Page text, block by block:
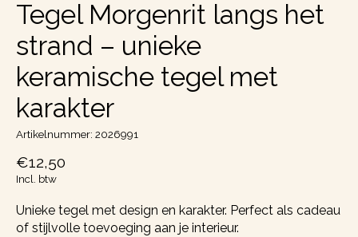
Tegel Morgenrit langs het
strand – unieke
keramische tegel met
karakter
Artikelnummer: 2026991
€12,50
Incl. btw
Unieke tegel met design en karakter. Perfect als cadeau
of stijlvolle toevoeging aan je interieur.